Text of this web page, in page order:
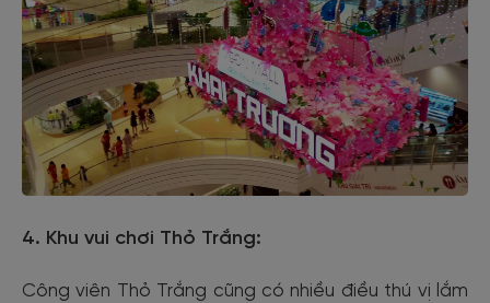
4. Khu vui chơi Thỏ Trắng:
Công viên Thỏ Trắng cũng có nhiều điều thú vị lắm